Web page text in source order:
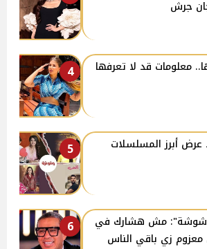
جرش
4
معلومات قد لا تعرفها
5
أبرز المسلسلات
6
مش هشارك في
زي باقي الناس